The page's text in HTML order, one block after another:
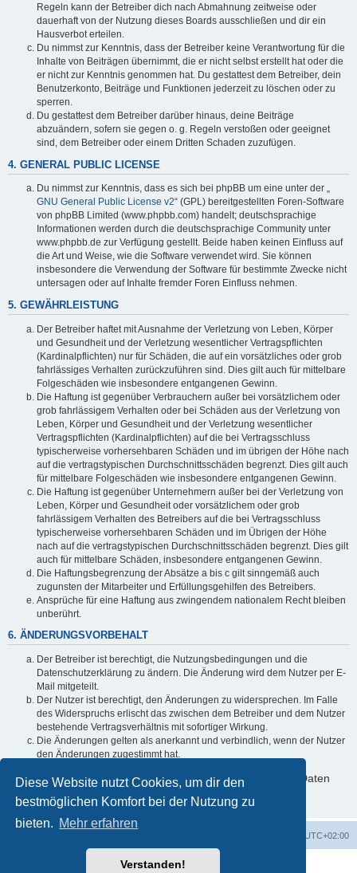
Diese Website nutzt Cookies, um dir den
bestmöglichen Komfort bei der Nutzung zu
bieten. Mehr erfahren
Verstanden!
Regeln kann der Betreiber dich nach Abmahnung zeitweise oder
dauerhaft von der Nutzung dieses Boards ausschließen und dir ein
Hausverbot erteilen.
Du nimmst zur Kenntnis, dass der Betreiber keine Verantwortung für die
Inhalte von Beiträgen übernimmt, die er nicht selbst erstellt hat oder die
er nicht zur Kenntnis genommen hat. Du gestattest dem Betreiber, dein
Benutzerkonto, Beiträge und Funktionen jederzeit zu löschen oder zu
sperren.
Du gestattest dem Betreiber darüber hinaus, deine Beiträge
abzuändern, sofern sie gegen o. g. Regeln verstoßen oder geeignet
sind, dem Betreiber oder einem Dritten Schaden zuzufügen.
4. GENERAL PUBLIC LICENSE
Du nimmst zur Kenntnis, dass es sich bei phpBB um eine unter der „
GNU General Public License v2“ (GPL) bereitgestellten Foren-Software
von phpBB Limited (www.phpbb.com) handelt; deutschsprachige
Informationen werden durch die deutschsprachige Community unter
www.phpbb.de zur Verfügung gestellt. Beide haben keinen Einfluss auf
die Art und Weise, wie die Software verwendet wird. Sie können
insbesondere die Verwendung der Software für bestimmte Zwecke nicht
untersagen oder auf Inhalte fremder Foren Einfluss nehmen.
5. GEWÄHRLEISTUNG
Der Betreiber haftet mit Ausnahme der Verletzung von Leben, Körper
und Gesundheit und der Verletzung wesentlicher Vertragspflichten
(Kardinalpflichten) nur für Schäden, die auf ein vorsätzliches oder grob
fahrlässiges Verhalten zurückzuführen sind. Dies gilt auch für mittelbare
Folgeschäden wie insbesondere entgangenen Gewinn.
Die Haftung ist gegenüber Verbrauchern außer bei vorsätzlichem oder
grob fahrlässigem Verhalten oder bei Schäden aus der Verletzung von
Leben, Körper und Gesundheit und der Verletzung wesentlicher
Vertragspflichten (Kardinalpflichten) auf die bei Vertragsschluss
typischerweise vorhersehbaren Schäden und im übrigen der Höhe nach
auf die vertragstypischen Durchschnittsschäden begrenzt. Dies gilt auch
für mittelbare Folgeschäden wie insbesondere entgangenen Gewinn.
Die Haftung ist gegenüber Unternehmern außer bei der Verletzung von
Leben, Körper und Gesundheit oder vorsätzlichem oder grob
fahrlässigem Verhalten des Betreibers auf die bei Vertragsschluss
typischerweise vorhersehbaren Schäden und im Übrigen der Höhe
nach auf die vertragstypischen Durchschnittsschäden begrenzt. Dies gilt
auch für mittelbare Schäden, insbesondere entgangenen Gewinn.
Die Haftungsbegrenzung der Absätze a bis c gilt sinngemäß auch
zugunsten der Mitarbeiter und Erfüllungsgehilfen des Betreibers.
Ansprüche für eine Haftung aus zwingendem nationalem Recht bleiben
unberührt.
6. ÄNDERUNGSVORBEHALT
Der Betreiber ist berechtigt, die Nutzungsbedingungen und die
Datenschutzerklärung zu ändern. Die Änderung wird dem Nutzer per E-
Mail mitgeteilt.
Der Nutzer ist berechtigt, den Änderungen zu widersprechen. Im Falle
des Widerspruchs erlischt das zwischen dem Betreiber und dem Nutzer
bestehende Vertragsverhältnis mit sofortiger Wirkung.
Die Änderungen gelten als anerkannt und verbindlich, wenn der Nutzer
den Änderungen zugestimmt hat.
Informationen über den Umgang mit deinen persönlichen Daten
sind in der Datenschutzerklärung enthalten.
UTC+02:00
Powered byphpBB® Forum Software © phpBB Limited